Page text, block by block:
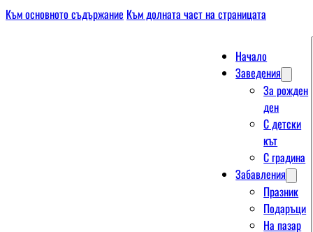
Към основното съдържание Към долната част на страницата
Начало
Заведения
За рожден
ден
С детски
кът
С градина
Забавления
Празник
Подаръци
На пазар